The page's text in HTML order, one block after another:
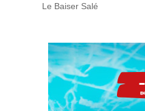
Le Baiser Salé